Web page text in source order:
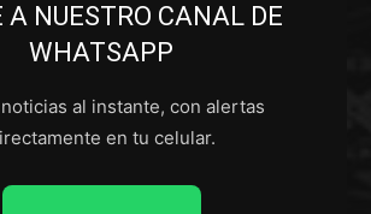
A NUESTRO CANAL DE
WHATSAPP
al instante, con alertas
en tu celular.